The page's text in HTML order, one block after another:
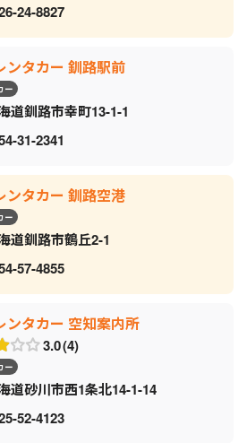
24-8827
ンタカー 釧路駅前
ー
道釧路市幸町13-1-1
31-2341
ンタカー 釧路空港
ー
道釧路市鶴丘2-1
57-4855
ンタカー 空知案内所
3.0 4
ー
道砂川市西1条北14-1-14
52-4123